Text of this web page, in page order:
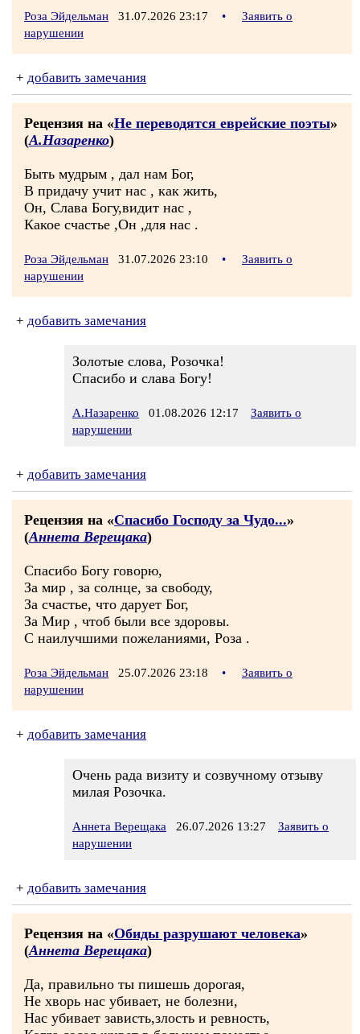
Роза Эйдельман 31.07.2026 23:17 •
Заявить о
нарушении
+ добавить замечания
Рецензия на «Не переводятся еврейские поэты»
(А.Назаренко)
Быть мудрым , дал нам Бог,
В придачу учит нас , как жить,
Он, Слава Богу,видит нас ,
Какое счастье ,Он ,для нас .
Роза Эйдельман 31.07.2026 23:10 •
Заявить о
нарушении
+ добавить замечания
Золотые слова, Розочка!
Спасибо и слава Богу!
А.Назаренко 01.08.2026 12:17
Заявить о
нарушении
+ добавить замечания
Рецензия на «Спасибо Господу за Чудо...»
(Аннета Верещака)
Спасибо Богу говорю,
За мир , за солнце, за свободу,
За счастье, что дарует Бог,
За Мир , чтоб были все здоровы.
С наилучшими пожеланиями, Роза .
Роза Эйдельман 25.07.2026 23:18 •
Заявить о
нарушении
+ добавить замечания
Очень рада визиту и созвучному отзыву
милая Розочка.
Аннета Верещака 26.07.2026 13:27
Заявить о
нарушении
+ добавить замечания
Рецензия на «Обиды разрушают человека»
(Аннета Верещака)
Да, правильно ты пишешь дорогая,
Не хворь нас убивает, не болезни,
Нас убивает зависть,злость и ревность,